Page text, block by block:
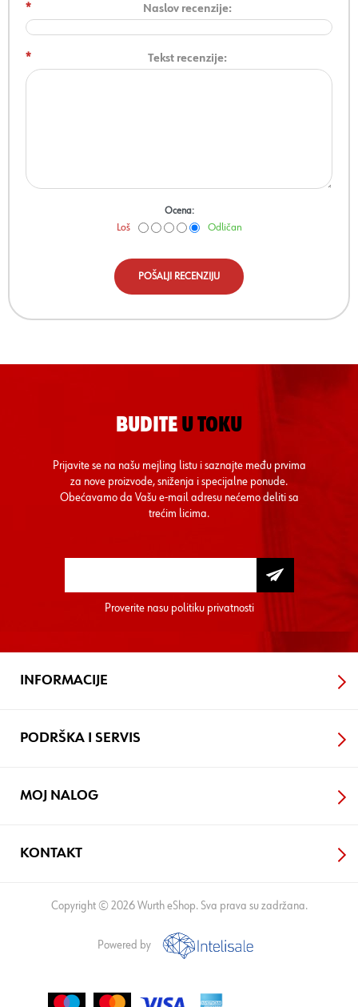
Naslov recenzije:
*
Tekst recenzije:
*
Ocena:
Loš Odličan
POŠALJI RECENZIJU
BUDITE U TOKU
Prijavite se na našu mejling listu i saznajte među prvima
za nove proizvode, sniženja i specijalne ponude.
Obećavamo da Vašu e-mail adresu nećemo deliti sa
trećim licima.
Proverite nasu politiku privatnosti
INFORMACIJE
PODRŠKA I SERVIS
MOJ NALOG
KONTAKT
Copyright © 2026 Wurth eShop. Sva prava su zadržana.
Powered by